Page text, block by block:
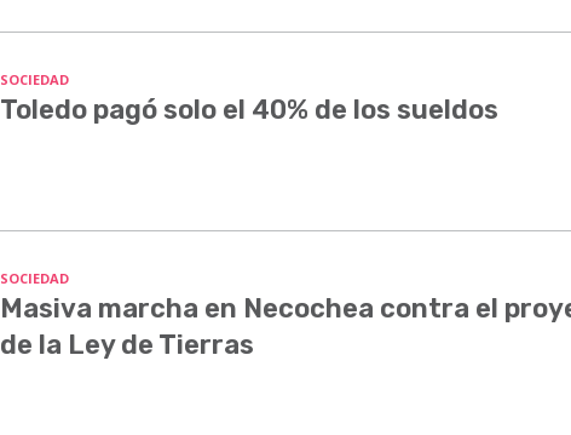
SOCIEDAD
Toledo pagó solo el 40% de los sueldos
SOCIEDAD
Masiva marcha en Necochea contra el
de la Ley de Tierras